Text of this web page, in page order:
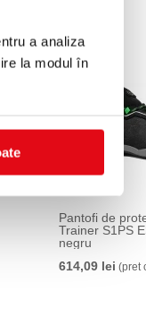
a analiza
la modul în
Pantofi de
Trainer S1PS
negru
614,09 lei (pret